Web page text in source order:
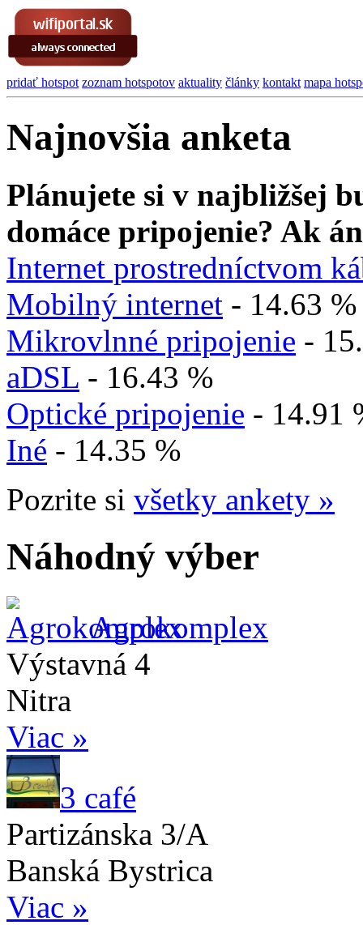
pridať hotspot zoznam hotspotov aktuality články kontakt mapa
Najnovšia anketa
Plánujete si v najbližšej
domáce pripojenie? Ak
Internet prostredníctvom
Mobilný internet - 14.63 %
Mikrovlnné pripojenie -
aDSL - 16.43 %
Optické pripojenie - 14.91
Iné - 14.35 %
Pozrite si všetky ankety »
Náhodný výber
Agrokomplex
Výstavná 4
Nitra
Viac »
3 café
Partizánska 3/A
Banská Bystrica
Viac »